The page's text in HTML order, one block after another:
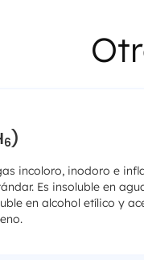
6)
incoloro, inodoro e
Es insoluble en
en alcohol etílico y